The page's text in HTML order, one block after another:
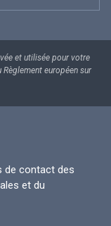
et utilisée pour votre
européen sur
de contact des
et du